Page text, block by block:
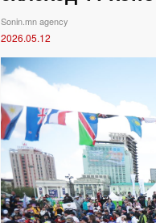
Sonin.mn agency
2026.05.12